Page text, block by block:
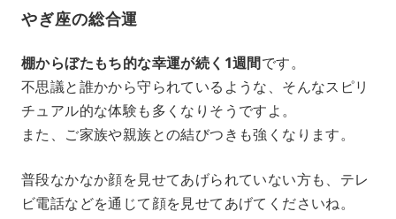
やぎ座の総合運
棚からぼたもち的な幸運が続く1週間です。
不思議と誰かから守られているような、そんなスピリ
チュアル的な体験も多くなりそうですよ。
また、ご家族や親族との結びつきも強くなります。
普段なかなか顔を見せてあげられていない方も、テレ
ビ電話などを通じて顔を見せてあげてくださいね。